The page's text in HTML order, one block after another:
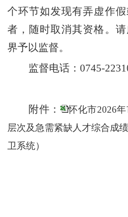
个环节如发现有弄虚作
者，随时取消其资格。
界予以监督。
监督电话： 0745-
附件：
怀化市2026
层次及急需紧缺人才综合成
卫系统）